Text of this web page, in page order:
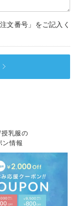
文番号」をご記入く
乳服の
情報